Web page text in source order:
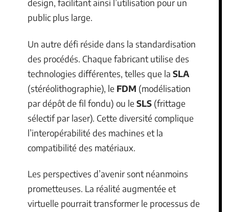
design, facilitant ainsi l’utilisation pour un
public plus large.
Un autre défi réside dans la standardisation
des procédés. Chaque fabricant utilise des
technologies différentes, telles que la SLA
(stéréolithographie), le FDM (modélisation
par dépôt de fil fondu) ou le SLS (frittage
sélectif par laser). Cette diversité complique
l’interopérabilité des machines et la
compatibilité des matériaux.
Les perspectives d’avenir sont néanmoins
prometteuses. La réalité augmentée et
virtuelle pourrait transformer le processus de